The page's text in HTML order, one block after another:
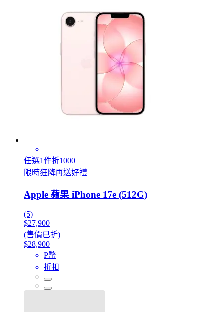
任選1件折1000
限時狂降再送好禮
Apple 蘋果 iPhone 17e (512G)
(5)
$27,900
(售價已折)
$28,900
P幣
折扣